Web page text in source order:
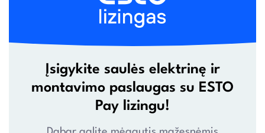
Įsigykite saulės elektrinę ir
montavimo paslaugas su ESTO
Pay lizingu!